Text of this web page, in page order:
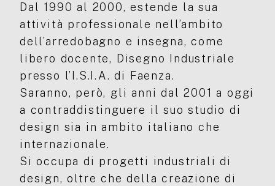
Dal 1990 al 2000, estende la sua
attività professionale nell’ambito
dell’arredobagno e insegna, come
libero docente, Disegno Industriale
presso l’I.S.I.A. di Faenza.
Saranno, però, gli anni dal 2001 a oggi
a contraddistinguere il suo studio di
design sia in ambito italiano che
internazionale.
Si occupa di progetti industriali di
design, oltre che della creazione di